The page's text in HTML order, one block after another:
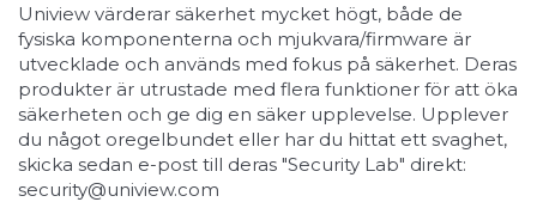
Uniview värderar säkerhet mycket högt, både de
fysiska komponenterna och mjukvara/firmware är
utvecklade och används med fokus på säkerhet. Deras
produkter är utrustade med flera funktioner för att öka
säkerheten och ge dig en säker upplevelse. Upplever
du något oregelbundet eller har du hittat ett svaghet,
skicka sedan e-post till deras "Security Lab" direkt:
security@uniview.com